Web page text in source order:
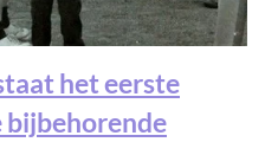
het eerste
bijbehorende